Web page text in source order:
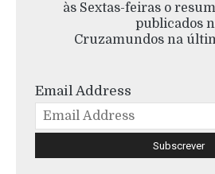
às Sextas-feiras o
publicados
Cruzamundos na
Email Address